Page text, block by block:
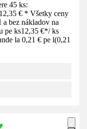
45 ks:
€ * Všetky ceny
a bez nákladov na
pe ks12,35 €*/ ks
la 0,21 € pe l(0,21